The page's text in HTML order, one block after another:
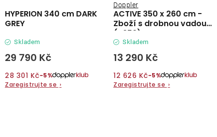
HYPERION 340 cm DARK
GREY
Skladem
29 790 Kč
28 301 Kč−5%
Zaregistrujte se ›
ACTIVE 350 x 260 cm -
Zboží s drobnou vadou
(S259)
Doppler
Skladem
13 290 Kč
12 626 Kč−5%
Zaregistrujte se ›